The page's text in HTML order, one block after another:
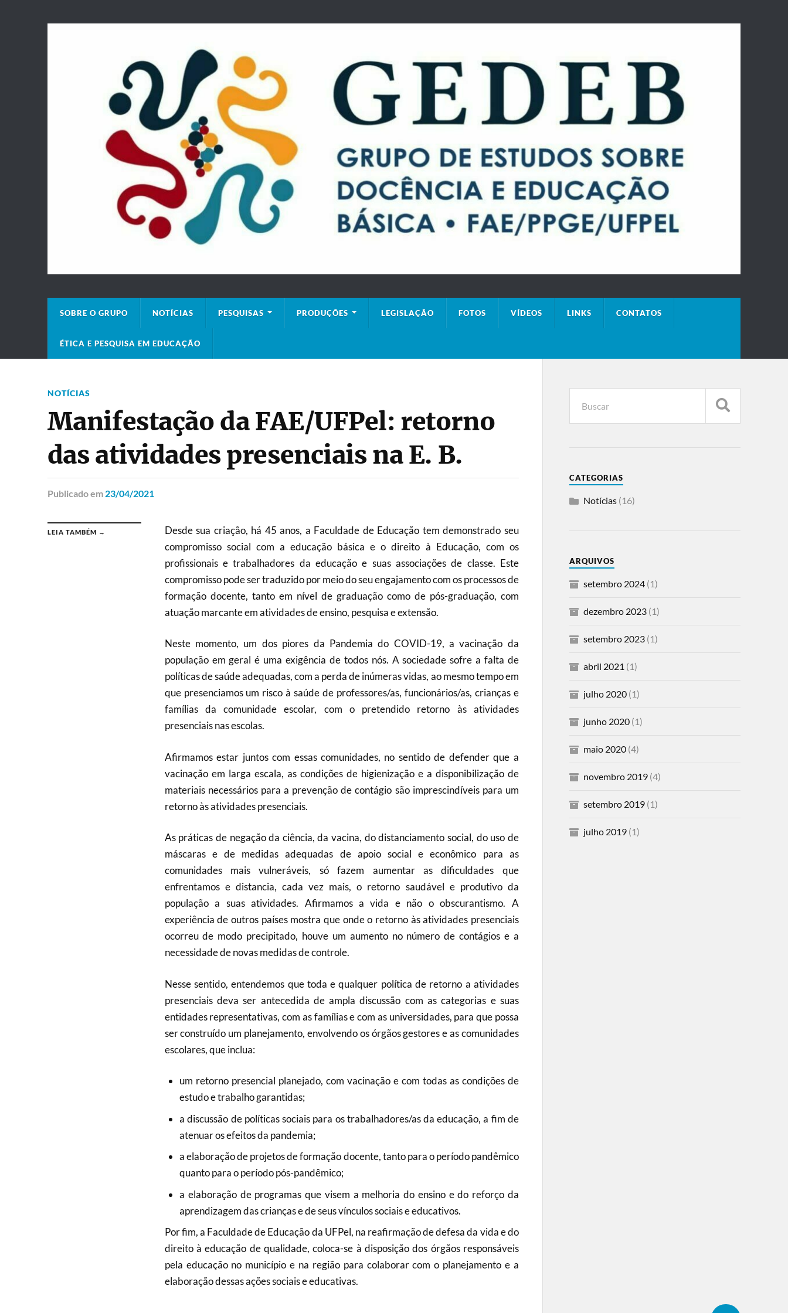
SOBRE O GRUPO NOTÍCIAS PESQUISAS PRODUÇÕES LEGISLAÇÃO FOTOS VÍDEOS LINKS CONTATOS
ÉTICA E PESQUISA EM EDUCAÇÃO
NOTÍCIAS
Manifestação da FAE/UFPel: retorno
das atividades presenciais na E. B.
Publicadoem 23/04/2021
LEIA TAMBÉM →
Desde sua criação, há 45 anos, a Faculdade de Educação tem demonstrado seu
compromisso social com a educação básica e o direito à Educação, com os
profissionais e trabalhadores da educação e suas associações de classe. Este
compromisso pode ser traduzido por meio do seu engajamento com os processos de
formação docente, tanto em nível de graduação como de pós-graduação, com
atuação marcante em atividades de ensino, pesquisa e extensão.
Neste momento, um dos piores da Pandemia do COVID-19, a vacinação da
população em geral é uma exigência de todos nós. A sociedade sofre a falta de
políticas de saúde adequadas, com a perda de inúmeras vidas, ao mesmo tempo em
que presenciamos um risco à saúde de professores/as, funcionários/as, crianças e
famílias da comunidade escolar, com o pretendido retorno às atividades
presenciais nas escolas.
Afirmamos estar juntos com essas comunidades, no sentido de defender que a
vacinação em larga escala, as condições de higienização e a disponibilização de
materiais necessários para a prevenção de contágio são imprescindíveis para um
retorno às atividades presenciais.
As práticas de negação da ciência, da vacina, do distanciamento social, do uso de
máscaras e de medidas adequadas de apoio social e econômico para as
comunidades mais vulneráveis, só fazem aumentar as dificuldades que
enfrentamos e distancia, cada vez mais, o retorno saudável e produtivo da
população a suas atividades. Afirmamos a vida e não o obscurantismo. A
experiência de outros países mostra que onde o retorno às atividades presenciais
ocorreu de modo precipitado, houve um aumento no número de contágios e a
necessidade de novas medidas de controle.
Nesse sentido, entendemos que toda e qualquer política de retorno a atividades
presenciais deva ser antecedida de ampla discussão com as categorias e suas
entidades representativas, com as famílias e com as universidades, para que possa
ser construído um planejamento, envolvendo os órgãos gestores e as comunidades
escolares, que inclua:
um retorno presencial planejado, com vacinação e com todas as condições de
estudo e trabalho garantidas;
a discussão de políticas sociais para os trabalhadores/as da educação, a fim de
atenuar os efeitos da pandemia;
a elaboração de projetos de formação docente, tanto para o período pandêmico
quanto para o período pós-pandêmico;
a elaboração de programas que visem a melhoria do ensino e do reforço da
aprendizagem das crianças e de seus vínculos sociais e educativos.
Por fim, a Faculdade de Educação da UFPel, na reafirmação de defesa da vida e do
direito à educação de qualidade, coloca-se à disposição dos órgãos responsáveis
pela educação no município e na região para colaborar com o planejamento e a
elaboração dessas ações sociais e educativas.
CATEGORIAS
Notícias(16)
ARQUIVOS
setembro 2024(1)
dezembro 2023(1)
setembro 2023(1)
abril 2021 (1)
julho 2020(1)
junho 2020(1)
maio 2020(4)
novembro 2019(4)
setembro 2019(1)
julho 2019(1)